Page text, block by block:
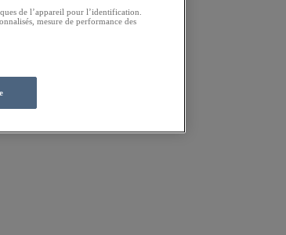
de l’appareil pour l’identification.
mesure de performance des